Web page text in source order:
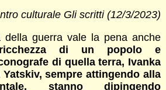
culturale Gli scritti (12/3/2023)
della guerra vale la pena anche
di un popolo e
di quella terra, Ivanka
sempre attingendo alla
stanno dipingendo